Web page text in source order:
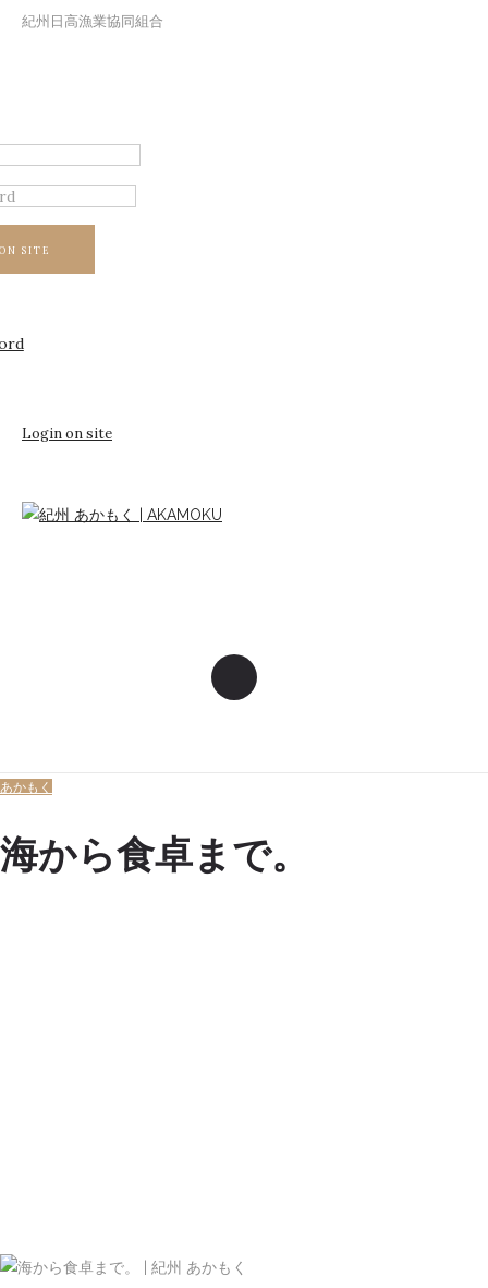
紀州日高漁業協同組合
SITE
Login on site
あかもく
海から食卓まで。